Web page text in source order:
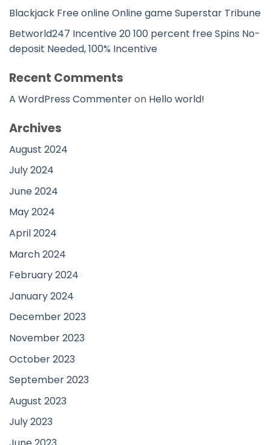
Blackjack Free online Online game Superstar Tribune
Betworld247 Incentive 20 100 percent free Spins No-
deposit Needed, 100% Incentive
Recent Comments
A WordPress Commenteron Hello world!
Archives
August 2024
July 2024
June 2024
May 2024
April 2024
March 2024
February 2024
January 2024
December 2023
November 2023
October 2023
September 2023
August 2023
July 2023